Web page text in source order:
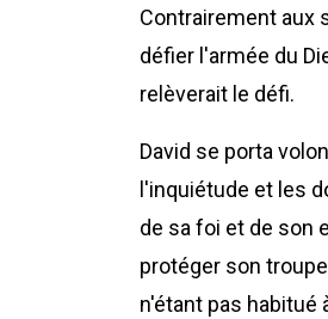
Contrairement aux
défier l'armée du
relèverait le défi.
David se porta
l'inquiétude et les
de sa foi et de son
protéger son
n'étant pas habitué